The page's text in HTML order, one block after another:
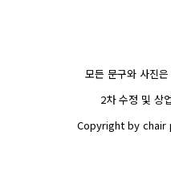
모든 문구와 사진
2차 수정 및 상
Copyright by